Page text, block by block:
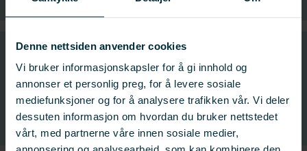
Denne nettsiden anvender cookies
Vi bruker informasjonskapsler for å gi innhold og
annonser et personlig preg, for å levere sosiale
mediefunksjoner og for å analysere trafikken vår. Vi deler
dessuten informasjon om hvordan du bruker nettstedet
vårt, med partnerne våre innen sosiale medier,
Program rensefisk: Analyse av sykdomsrelatert
risiko forbundet med bruk av villfanget og
oppdrettet rensefisk for kontroll av lakselus
Prosjektnummer: 901120